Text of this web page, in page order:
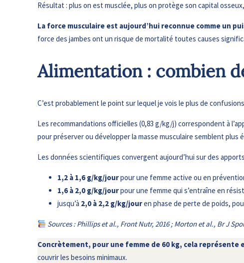
Résultat : plus on est musclée, plus on protège son capital
La force musculaire est aujourd’hui reconnue comme un
force des jambes ont un risque de mortalité toutes causes
Alimentation : combien
C’est probablement le point sur lequel je vois le plus de
Les recommandations officielles (0,83 g/kg/j) correspondent à
pour préserver ou développer la masse musculaire semblent
Les données scientifiques convergent aujourd’hui sur des
1,2 à 1,6 g/kg/jourpour une femme active ou en
1,6 à 2,0 g/kg/jourpour une femme qui s’entraîne en
jusqu’à 2,0 à 2,2 g/kg/jouren phase de perte de poids,
Sources : Phillips et al., Front Nutr, 2016 ; Morton et al., Br J
Concrètement, pour une femme de 60 kg, cela représente
couvrir les besoins minimaux.